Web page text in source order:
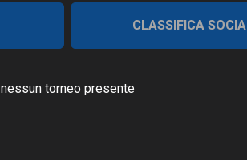
CLASSIFICA
nessun torneo presente